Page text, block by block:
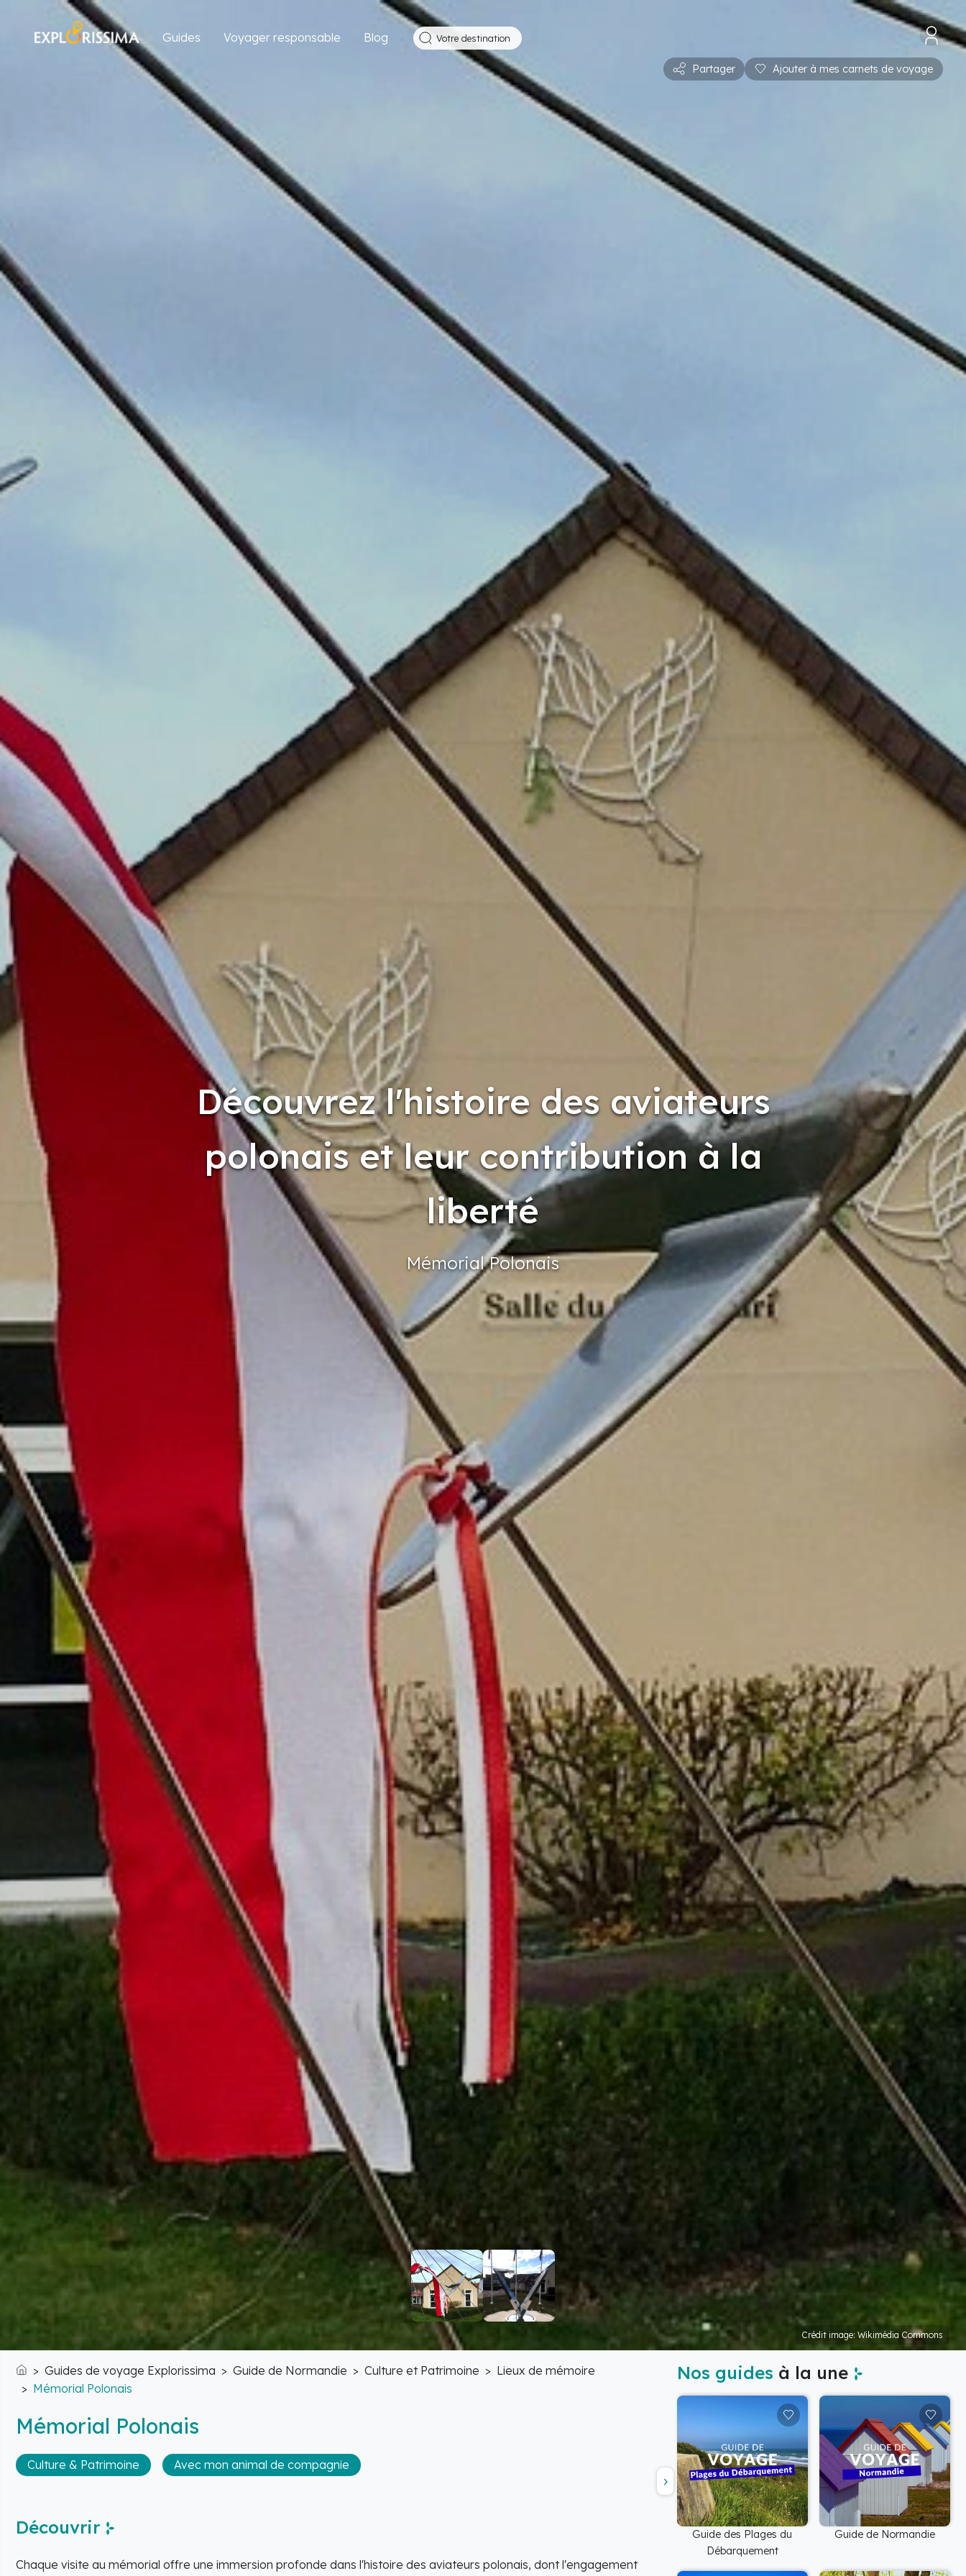
Partager Ajouter à mes carnets de voyage
Découvrez l'histoire des aviateurs
polonais et leur contribution à la
liberté
Mémorial Polonais
Crédit image: Wikimédia Commons
Accueil
Guides de voyage Explorissima Guide de Normandie Culture et Patrimoine
Lieux de mémoire
Mémorial Polonais
Mémorial Polonais
Culture & Patrimoine Avec mon animal de compagnie
Découvrir
Chaque visite au mémorial offre une immersion profonde dans l'histoire des aviateurs polonais, dont l'engagement
Nos guides à la une
Guide des Plages du
Débarquement
Guide de Normandie
Guides Voyager responsable Blog Votre destination